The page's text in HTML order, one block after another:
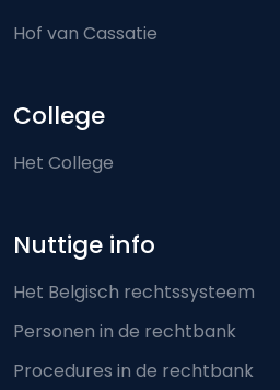
Hof van Cassatie
College
Het College
Nuttige info
Het Belgisch rechtssysteem
Personen in de rechtbank
Procedures in de rechtbank